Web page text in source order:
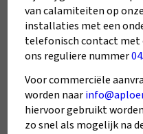
Kom werken bij
medewerker geen
een gewaardeerd
de beste tools en
topkwaliteit werk
bij ons hechte
ons aan langdurige
van calamiteiten op
installaties met een
telefonisch contact met
ons reguliere nummer
Voor commerciële
worden naar
hiervoor gebruikt
zo snel als mogelijk na